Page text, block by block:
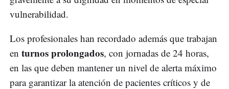
vulnerabilidad.
Los profesionales han recordado además que trabajan
en turnos prolongados, con jornadas de 24 horas,
en las que deben mantener un nivel de alerta máximo
para garantizar la atención de pacientes críticos y de